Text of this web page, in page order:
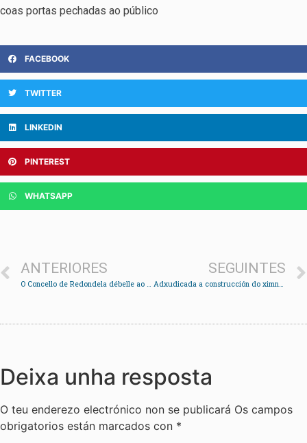
coas portas pechadas ao público
FACEBOOK
TWITTER
LINKEDIN
PINTEREST
WHATSAPP
ANTERIORES
O Concello de Redondela débelle ao estado 670.000 euros
SEGUINTES
Adxudicada a construcción do ximnasio no pavillón de Redondela
Deixa unha resposta
O teu enderezo electrónico non se publicará Os campos
obrigatorios están marcados con *